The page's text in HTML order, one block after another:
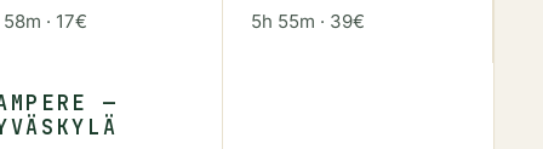
58m · 17€ 5h 55m · 39€
—